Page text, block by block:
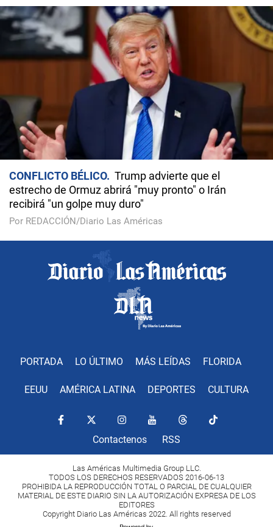
CONFLICTO BÉLICO
Trump advierte que el
estrecho de Ormuz abrirá "muy pronto" o Irán
recibirá "un golpe muy duro"
Por REDACCIÓN/Diario Las Américas
PORTADA LO ÚLTIMO MÁS LEÍDAS FLORIDA
EEUU AMÉRICA LATINA DEPORTES CULTURA
Contactenos RSS
Las Américas Multimedia Group LLC.
TODOS LOS DERECHOS RESERVADOS 2016-06-13
PROHIBIDA LA REPRODUCCIÓN TOTAL O PARCIAL DE CUALQUIER
MATERIAL DE ESTE DIARIO SIN LA AUTORIZACIÓN EXPRESA DE LOS
EDITORES
Copyright Diario Las Américas 2022. All rights reserved